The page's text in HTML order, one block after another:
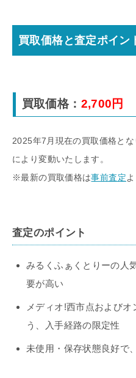
買取価格と査定ポイン
買取価格： 2,700円
2025年7月現在の買取価格と
により変動いたします。
※最新の買取価格は事前査定
査定のポイント
みるくふぁくとりーの人
要が高い
メディオ!西市点および
う、入手経路の限定性
未使用・保存状態良好で